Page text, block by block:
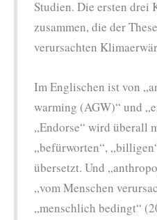
Studien. Die ersten drei
zusammen, die der
verursachten
Im Englischen ist von
warming (AGW)“ und
„Endorse“ wird überall
„befürworten“,
übersetzt. Und
„vom Menschen
„menschlich bedingt“